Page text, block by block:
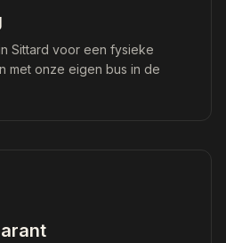
Sittard voor een fysieke
met onze eigen bus in de